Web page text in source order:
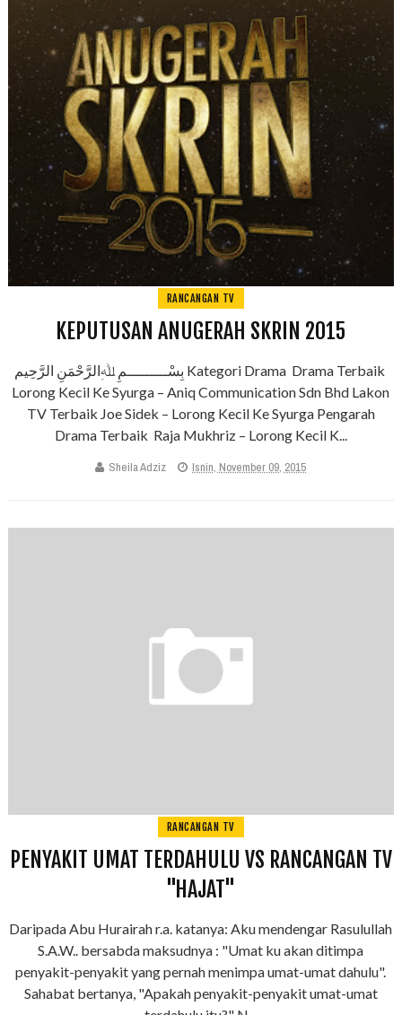
RANCANGAN TV
KEPUTUSAN ANUGERAH SKRIN 2015
بِسْـــــــــمِ ﷲِالرَّحْمَنِ الرَّحِيم Kategori Drama Drama Terbaik
Lorong Kecil Ke Syurga – Aniq Communication Sdn Bhd Lakon
TV Terbaik Joe Sidek – Lorong Kecil Ke Syurga Pengarah
Drama Terbaik Raja Mukhriz – Lorong Kecil K...
Sheila Adziz Isnin, November 09, 2015
RANCANGAN TV
PENYAKIT UMAT TERDAHULU VS RANCANGAN TV
"HAJAT"
Daripada Abu Hurairah r.a. katanya: Aku mendengar Rasulullah
S.A.W.. bersabda maksudnya : "Umat ku akan ditimpa
penyakit-penyakit yang pernah menimpa umat-umat dahulu".
Sahabat bertanya, "Apakah penyakit-penyakit umat-umat